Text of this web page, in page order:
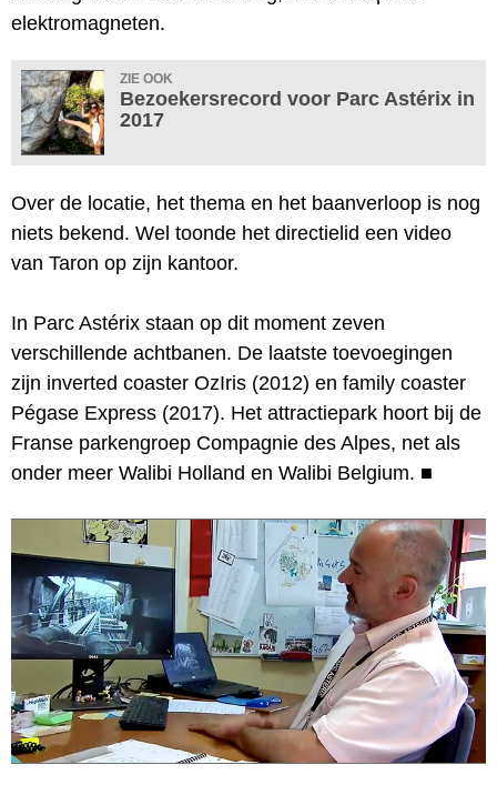
elektromagneten.
ZIE OOK
Bezoekersrecord voor Parc Astérix in
2017
Over de locatie, het thema en het baanverloop is nog
niets bekend. Wel toonde het directielid een video
van Taron op zijn kantoor.
In Parc Astérix staan op dit moment zeven
verschillende achtbanen. De laatste toevoegingen
zijn inverted coaster OzIris (2012) en family coaster
Pégase Express (2017). Het attractiepark hoort bij de
Franse parkengroep Compagnie des Alpes, net als
onder meer Walibi Holland en Walibi Belgium. ■